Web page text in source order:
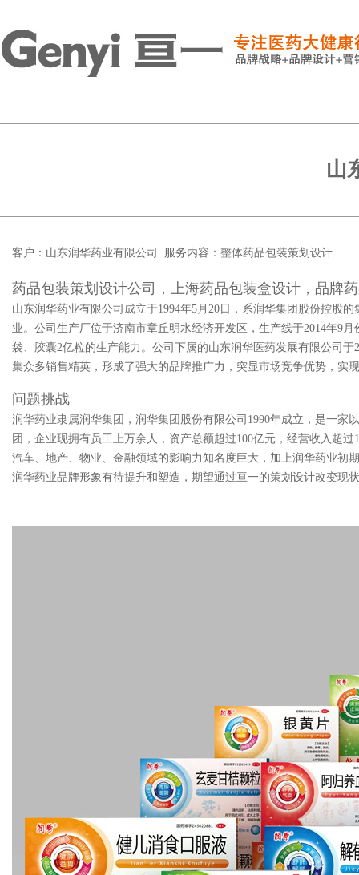
山
客户：山东润华药业有限公司 服务内容：整体药品包装策划设计
药品包装策划设计公司，上海药品包装盒设计，品牌
山东润华药业有限公司成立于1994年5月20日，系润华集团股份控股
业。公司生产厂位于济南市章丘明水经济开发区，生产线于2014年9
袋、胶囊2亿粒的生产能力。公司下属的山东润华医药发展有限公司
集众多销售精英，形成了强大的品牌推广力，突显市场竞争优势，实
问题挑战
润华药业隶属润华集团，润华集团股份有限公司1990年成立，是一
团，企业现拥有员工上万余人，资产总额超过100亿元，经营收入超
汽车、地产、物业、金融领域的影响力知名度巨大，加上润华药业初
润华药业品牌形象有待提升和塑造，期望通过亘一的策划设计改变现